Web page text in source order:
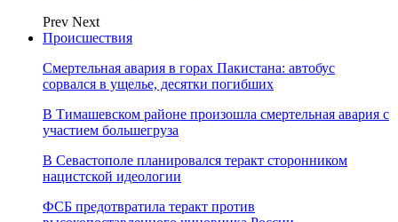
Prev Next
Происшествия
Смертельная авария в горах Пакистана: автобус
сорвался в ущелье, десятки погибших
В Тимашевском районе произошла смертельная авария с
участием большегруза
В Севастополе планировался теракт сторонником
нацистской идеологии
ФСБ предотвратила теракт против